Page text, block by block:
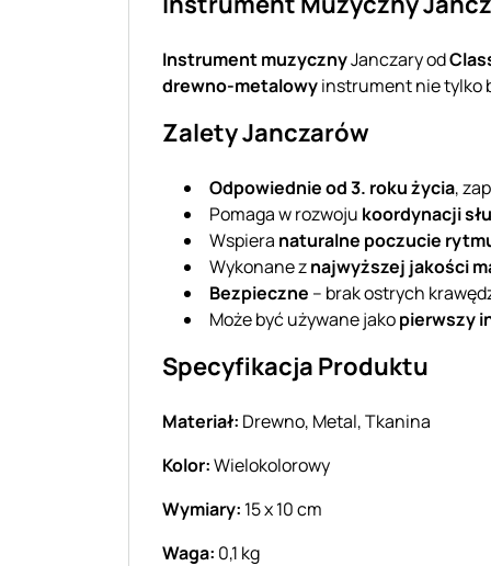
Instrument muzycznyJanczary od
drewno-metalowyinstrument nie tylko
Zalety Janczarów
Odpowiednie od 3. roku życia,
Pomaga w rozwoju koordynacji
Wspiera naturalne poczucie
Wykonane znajwyższej jakości
Bezpieczne – brak ostrych
Może być używane jakopierwszy
Specyfikacja Produktu
Materiał: Drewno, Metal, Tkanina
Kolor:Wielokolorowy
Wymiary: 15 x 10 cm
Waga: 0,1 kg